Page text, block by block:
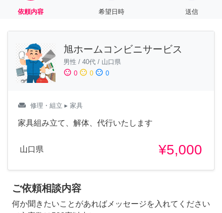
依頼内容 希望日時 送信
旭ホームコンビニサービス
男性 / 40代 / 山口県
sentiment_satisfied 0 sentiment_neutral 0 sentiment_dissatisfied 0
weekend 修理・組立 ▸ 家具
家具組み立て、解体、代行いたします
山口県 ¥5,000
ご依頼相談内容
何か聞きたいことがあればメッセージを入れてください